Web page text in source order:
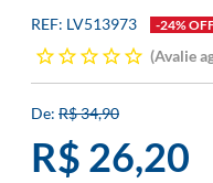
LV513973 -24%
Avalie
R$ 34,90
R$ 26,20